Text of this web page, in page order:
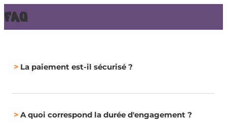
FAQ
> La paiement est-il sécurisé ?
> A quoi correspond la durée d'engagement ?